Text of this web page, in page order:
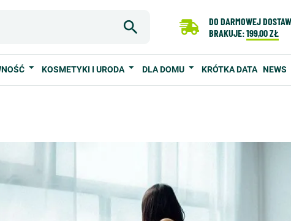
DO DARMOWEJ
BRAKUJE:199,00 ZŁ
KOSMETYKI I URODA DLA DOMU KRÓTKA DATA NEWS